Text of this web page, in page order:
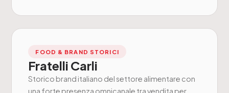
FOOD & BRAND STORICI
Fratelli Carli
Storico brand italiano del settore alimentare con